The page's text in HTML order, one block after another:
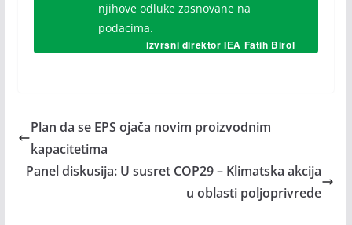
njihove odluke zasnovane na
podacima.
izvršni direktor IEA Fatih Birol
Plan da se EPS ojača novim proizvodnim
kapacitetima
Panel diskusija: U susret COP29 – Klimatska akcija
u oblasti poljoprivrede